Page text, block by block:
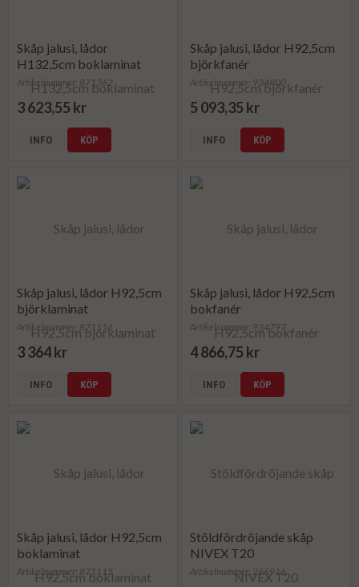
Skåp jalusi, lådor
H132,5cm boklaminat
Artikelnummer: 871362
3 623,55 kr
INFO KÖP
Skåp jalusi, lådor H92,5cm
björkfanér
Artikelnummer: 934800
5 093,35 kr
INFO KÖP
Skåp jalusi, lådor H92,5cm
björklaminat
Artikelnummer: 871116
3 364 kr
INFO KÖP
Skåp jalusi, lådor H92,5cm
bokfanér
Artikelnummer: 934797
4 866,75 kr
INFO KÖP
Skåp jalusi, lådor H92,5cm
boklaminat
Artikelnummer: 871115
Stöldfördröjande skåp
NIVEX T20
Artikelnummer: 266916